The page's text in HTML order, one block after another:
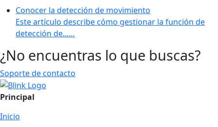
Conocer la detección de movimiento
Este artículo describe cómo gestionar la función de
detección de...…
¿No encuentras lo que buscas?
Soporte de contacto
Principal
Inicio